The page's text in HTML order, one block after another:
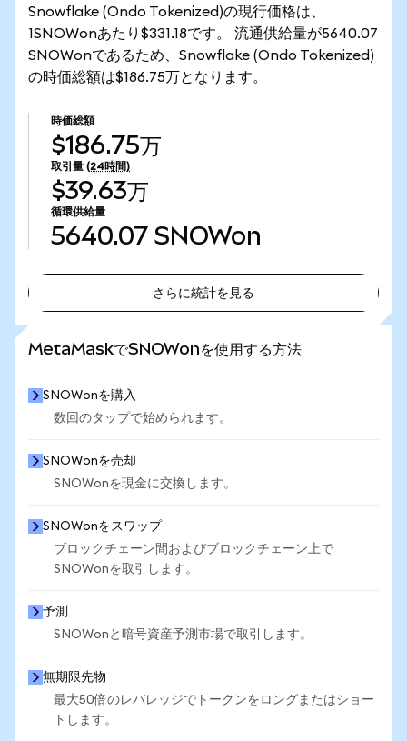
Snowflake (Ondo Tokenized)の現行価格は、
1SNOWonあたり$331.18です。 流通供給量が5640.07
SNOWonであるため、Snowflake (Ondo Tokenized)
の時価総額は$186.75万となります。
時価総額
$186.75万
取引量 (24時間)
$39.63万
循環供給量
5640.07 SNOWon
さらに統計を見る
MetaMaskでSNOWonを使用する方法
SNOWonを購入
数回のタップで始められます。
SNOWonを売却
SNOWonを現金に交換します。
SNOWonをスワップ
ブロックチェーン間およびブロックチェーン上で
SNOWonを取引します。
予測
SNOWonと暗号資産予測市場で取引します。
無期限先物
最大50倍のレバレッジでトークンをロングまたはショー
トします。